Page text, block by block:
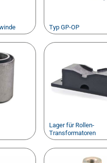
Typ GP-OP
Lager für Rollen-
Transformatoren